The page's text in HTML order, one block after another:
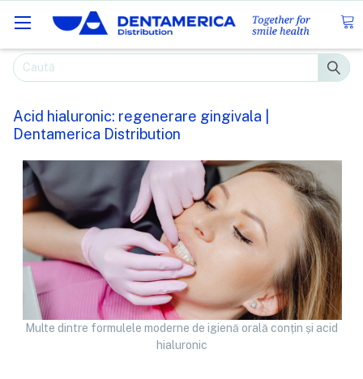
Caută
Acid hialuronic: regenerare gingivala |
Dentamerica Distribution
Multe dintre formulele moderne de igienă orală conțin și acid
hialuronic